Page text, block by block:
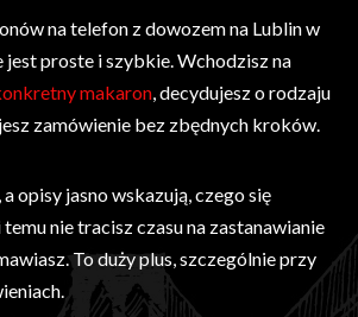
na telefon z dowozem na Lublin w
proste i szybkie. Wchodzisz na
makaron , decydujesz o rodzaju
zamówienie bez zbędnych kroków.
opisy jasno wskazują, czego się
nie tracisz czasu na zastanawianie
To duży plus, szczególnie przy